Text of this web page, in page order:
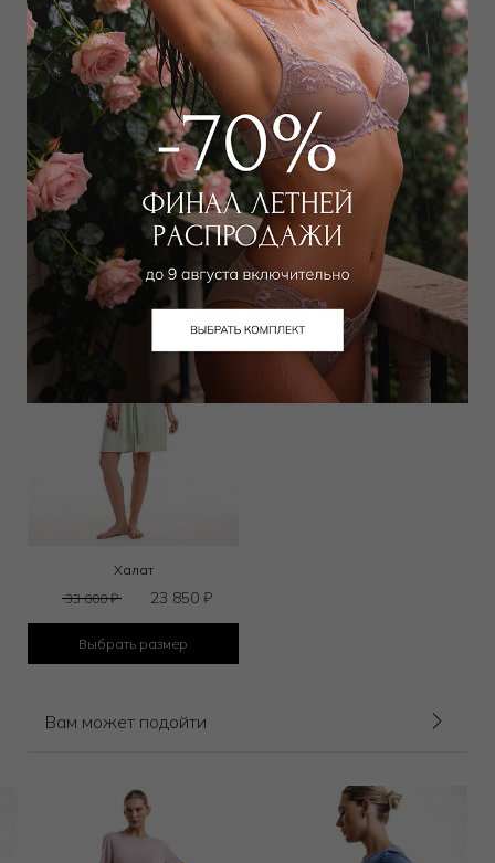
Халат
24 000
15 300₽
Выбрать размер
Халат длинный
32 000 ₽ 20 250
Выбрать размер
Халат
33 000₽ 23 850₽
Выбрать размер
Вам может подойти